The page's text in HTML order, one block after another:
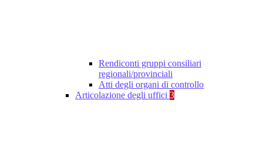
Rendiconti gruppi consiliari
regionali/provinciali
Atti degli organi di controllo
Articolazione degli uffici 3